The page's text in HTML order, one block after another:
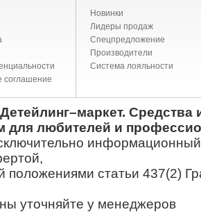
соглашение
Новинки
Лидеры продаж
Спецпредложение
Производители
Система лояльности
Средства
для любителей и
информационный
положениями статьи 437(2)
уточняйте у менеджеров